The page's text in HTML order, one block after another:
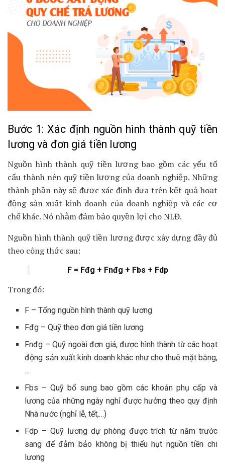
Bước 1: Xác định nguồn hình thành quỹ tiền
lương và đơn giá tiền lương
Nguồn hình thành quỹ tiền lương bao gồm các yếu tố
cấu thành nên quỹ tiền lương của doanh nghiệp. Những
thành phần này sẽ được xác định dựa trên kết quả hoạt
động sản xuất kinh doanh của doanh nghiệp và các cơ
chế khác. Nó nhằm đảm bảo quyền lợi cho NLĐ.
Nguồn hình thành quỹ tiền lương được xây dựng đầy đủ
theo công thức sau:
F = Fđg + Fnđg + Fbs + Fdp
Trong đó:
F – Tổng nguồn hình thành quỹ lương
Fđg – Quỹ theo đơn giá tiền lương
Fnđg – Quỹ ngoài đơn giá, được hình thành từ các hoạt
động sản xuất kinh doanh khác như cho thuê mặt bằng,
…
Fbs – Quỹ bổ sung bao gồm các khoản phụ cấp và
lương của những ngày nghỉ được hưởng theo quy định
Nhà nước (nghỉ lễ, tết,…)
Fdp – Quỹ lương dự phòng được trích từ năm trước
sang để đảm bảo không bị thiếu hụt nguồn tiền chi
lương